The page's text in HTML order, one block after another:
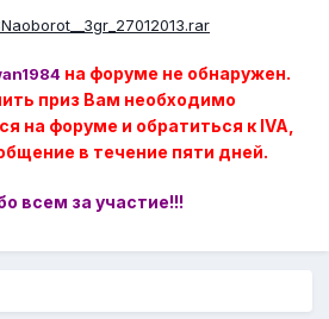
на форуме не обнаружен.
приз Вам необходимо
на форуме и обратиться к IVA,
в течение пяти дней.
всем за участие!!!